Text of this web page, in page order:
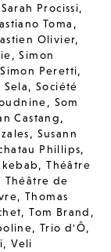
Sarah Procissi,
Toma ,
Olivier,
,Simon
Simon Peretti,
Sela,Société
, Som
Castang,
, Susann
Phillips,
kebab,Théâtre
Théâtre de
,Thomas
,Tom Brand ,
,Trio d'Ô,
,Veli